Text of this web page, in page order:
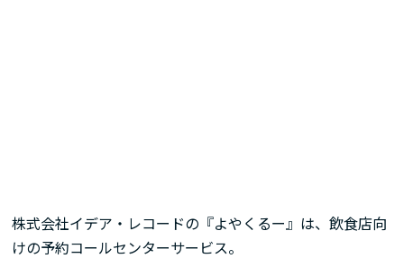
株式会社イデア・レコードの『よやくるー』は、飲食店向
けの予約コールセンターサービス。